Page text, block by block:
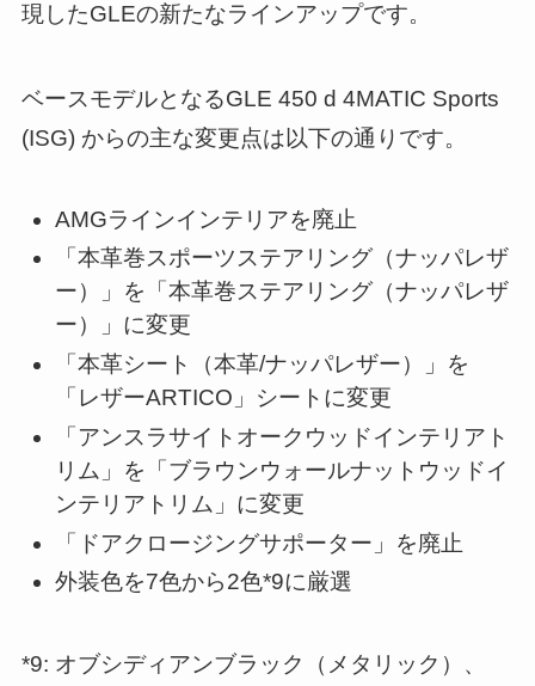
現したGLEの新たなラインアップです。
ベースモデルとなるGLE 450 d 4MATIC Sports
(ISG) からの主な変更点は以下の通りです。
AMGラインインテリアを廃止
「本革巻スポーツステアリング（ナッパレザ
ー）」を「本革巻ステアリング（ナッパレザ
ー）」に変更
「本革シート（本革/ナッパレザー）」を
「レザーARTICO」シートに変更
「アンスラサイトオークウッドインテリアト
リム」を「ブラウンウォールナットウッドイ
ンテリアトリム」に変更
「ドアクロージングサポーター」を廃止
外装色を7色から2色*9に厳選
*9: オブシディアンブラック（メタリック）、